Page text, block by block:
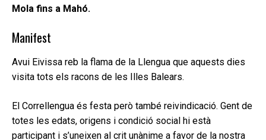
Mola fins a Mahó.
Manifest
Avui Eivissa reb la flama de la Llengua que aquests dies
visita tots els racons de les Illes Balears.
El Correllengua és festa però també reivindicació. Gent de
totes les edats, origens i condició social hi està
participant i s’uneixen al crit unànime a favor de la nostra